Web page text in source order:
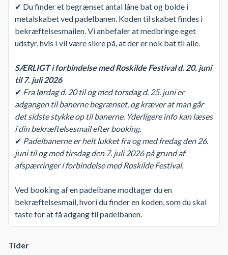
✔ Du finder et begrænset antal låne bat og bolde i
metalskabet ved padelbanen. Koden til skabet findes i
bekræftelsesmailen. Vi anbefaler at medbringe eget
udstyr, hvis I vil være sikre på, at der er nok bat til alle.
SÆRLIGT i forbindelse med Roskilde Festival d. 20. juni
til 7. juli 2026
✔ Fra lørdag d. 20 til og med torsdag d. 25. juni er
adgangen til banerne begrænset, og kræver at man går
det sidste stykke op til banerne. Yderligere info kan læses
i din bekræftelsesmail efter booking.
✔ Padelbanerne er helt lukket fra og med fredag den 26.
juni til og med tirsdag den 7. juli 2026 på grund af
afspærringer i forbindelse med Roskilde Festival.
Ved booking af en padelbane modtager du en
bekræftelsesmail, hvori du finder en koden, som du skal
taste for at få adgang til padelbanen.
Tider